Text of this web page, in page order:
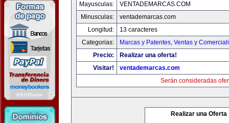
Mayusculas:
VENTADEMARCAS.COM
Minusculas:
ventademarcas.com
Longitud:
13 caracteres
Categorias:
Marcas y Patentes, Ventas y
Precio:
Realizar una oferta!
Visitar!
ventademarcas.com
Serán consideradas
Realizar una Oferta